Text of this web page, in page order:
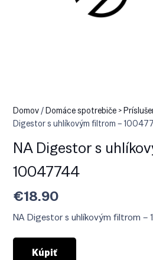
Domov/Domáce spotrebiče >
Digestor s uhlíkovým filtrom –
NA Digestor s
10047744
€18.90
NA Digestor s uhlíkovým filtrom
Kúpiť